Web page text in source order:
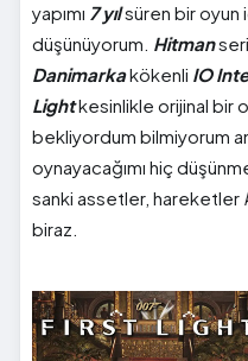
yapımı 7 yılsüren bir oyun
düşünüyorum. Hitman
Danimarkakökenli IO
Lightkesinlikle orijinal bir
bekliyordum bilmiyorum
oynayacağımı hiç
sanki assetler, hareketler
biraz.